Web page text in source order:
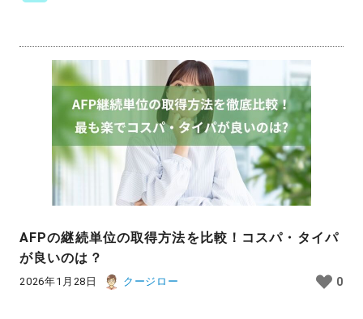
AFPの継続単位の取得方法を比較！コスパ・タイパ
が良いのは？
2026年1月28日 クージロー 0